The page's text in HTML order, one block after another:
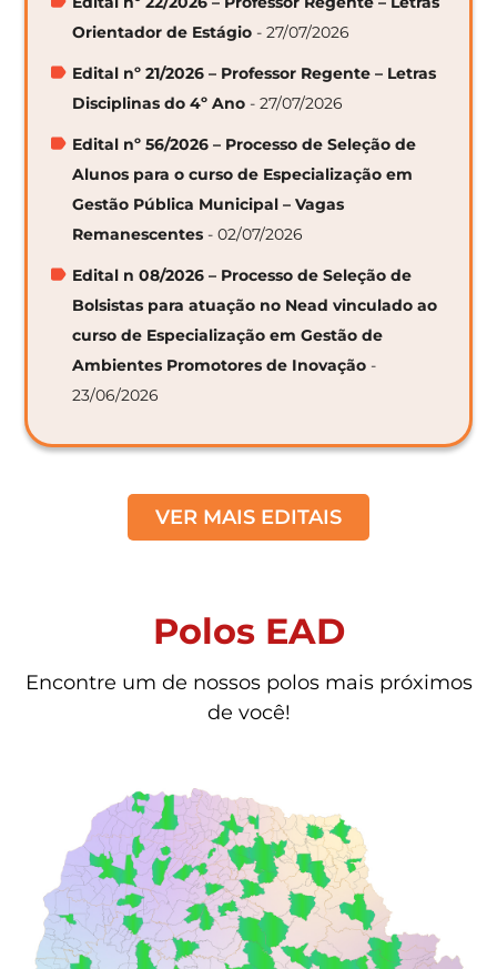
Orientador de Estágio - 27/07/2026
Edital nº 21/2026 – Professor Regente – Letras
Disciplinas do 4º Ano - 27/07/2026
Edital nº 56/2026 – Processo de Seleção de
Alunos para o curso de Especialização em
Gestão Pública Municipal – Vagas
Remanescentes - 02/07/2026
Edital n 08/2026 – Processo de Seleção de
Bolsistas para atuação no Nead vinculado ao
curso de Especialização em Gestão de
Ambientes Promotores de Inovação -
23/06/2026
VER MAIS EDITAIS
Polos EAD
Encontre um de nossos polos mais próximos
de você!